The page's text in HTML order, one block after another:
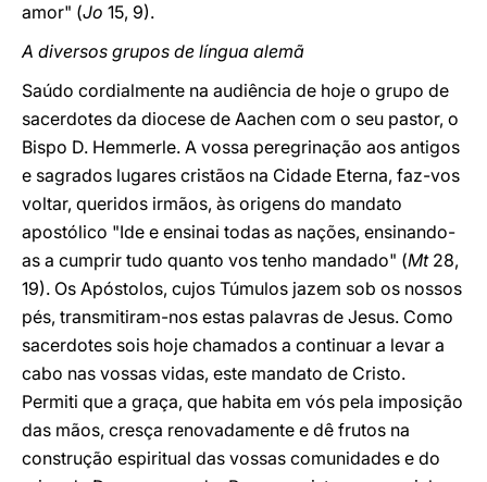
amor" (Jo 15, 9).
A diversos grupos de língua alemã
Saúdo cordialmente na audiência de hoje o grupo de
sacerdotes da diocese de Aachen com o seu pastor, o
Bispo D. Hemmerle. A vossa peregrinação aos antigos
e sagrados lugares cristãos na Cidade Eterna, faz-vos
voltar, queridos irmãos, às origens do mandato
apostólico "Ide e ensinai todas as nações, ensinando-
as a cumprir tudo quanto vos tenho mandado" (Mt28,
19). Os Apóstolos, cujos Túmulos jazem sob os nossos
pés, transmitiram-nos estas palavras de Jesus. Como
sacerdotes sois hoje chamados a continuar a levar a
cabo nas vossas vidas, este mandato de Cristo.
Permiti que a graça, que habita em vós pela imposição
das mãos, cresça renovadamente e dê frutos na
construção espiritual das vossas comunidades e do